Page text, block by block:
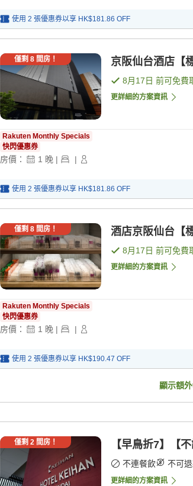
使用 2 張優惠券以享 HK$181.86 OFF
僅剩 8間房！ 京阪仙台酒店【
8月17日 前可免費
更詳細的方案資訊
Rakuten Monthly Specials
快閃優惠券
房價： 1 晚 | |
使用 2 張優惠券以享 HK$181.86 OFF
僅剩 8間房！ 酒店京阪仙台【
8月17日 前可免費
更詳細的方案資訊
Rakuten Monthly Specials
快閃優惠券
房價： 1 晚 | |
使用 2 張優惠券以享 HK$190.47 OFF
顯示額外
僅剩 2間房！ 【早鳥折7】【
不連餐飲 不可
更詳細的方案資訊